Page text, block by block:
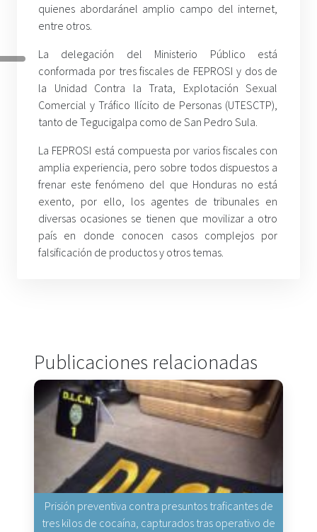
quienes abordaránel amplio campo del internet,
entre otros.
La delegación del Ministerio Público está
conformada por tres fiscales de FEPROSI y dos de
la Unidad Contra la Trata, Explotación Sexual
Comercial y Tráfico Ilícito de Personas (UTESCTP),
tanto de Tegucigalpa como de San Pedro Sula.
La FEPROSI está compuesta por varios fiscales con
amplia experiencia, pero sobre todos dispuestos a
frenar este fenómeno del que Honduras no está
exento, por ello, los agentes de tribunales en
diversas ocasiones se tienen que movilizar a otro
país en donde conocen casos complejos por
falsificación de productos y otros temas.
Publicaciones relacionadas
Prisión preventiva contra presuntos traficantes de
tres kilos de cocaína, capturados tras operativo de